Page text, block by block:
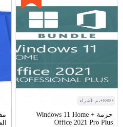
6900+تم الشراء
حزمة Windows 11 Home +
Office 2021 Pro Plus